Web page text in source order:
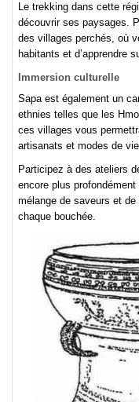
Le trekking dans cette
découvrir ses paysages.
des villages perchés, où
habitants et d’apprendre
Immersion culturelle
Sapa est également un
ethnies telles que les
ces villages vous
artisanats et modes de vie.
Participez à des ateliers
encore plus
mélange de saveurs et
chaque bouchée.